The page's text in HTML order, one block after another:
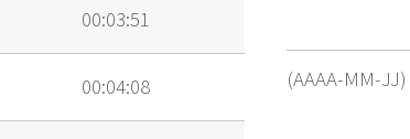
00:03:51
00:04:08 (AAAA-MM-JJ)